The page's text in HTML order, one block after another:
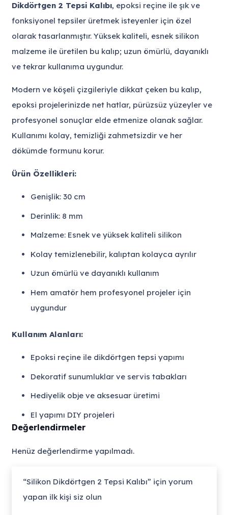
Dikdörtgen 2 Tepsi Kalıbı, epoksi reçine ile şık ve
fonksiyonel tepsiler üretmek isteyenler için özel
olarak tasarlanmıştır. Yüksek kaliteli, esnek silikon
malzeme ile üretilen bu kalıp; uzun ömürlü, dayanıklı
ve tekrar kullanıma uygundur.
Modern ve köşeli çizgileriyle dikkat çeken bu kalıp,
epoksi projelerinizde net hatlar, pürüzsüz yüzeyler ve
profesyonel sonuçlar elde etmenize olanak sağlar.
Kullanımı kolay, temizliği zahmetsizdir ve her
dökümde formunu korur.
Ürün Özellikleri:
Genişlik: 30 cm
Derinlik: 8 mm
Malzeme: Esnek ve yüksek kaliteli silikon
Kolay temizlenebilir, kalıptan kolayca ayrılır
Uzun ömürlü ve dayanıklı kullanım
Hem amatör hem profesyonel projeler için
uygundur
Kullanım Alanları:
Epoksi reçine ile dikdörtgen tepsi yapımı
Dekoratif sunumluklar ve servis tabakları
Hediyelik obje ve aksesuar üretimi
El yapımı DIY projeleri
Değerlendirmeler
Henüz değerlendirme yapılmadı.
“Silikon Dikdörtgen 2 Tepsi Kalıbı” için yorum
yapan ilk kişi siz olun